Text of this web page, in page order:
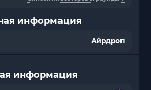
информация
Айрдроп
информация